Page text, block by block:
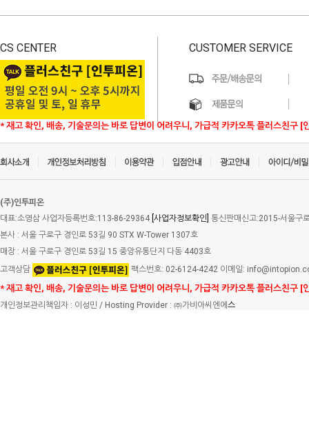
CS CENTER
* 재고 확인, 배송, 기술문의는 바로 답변이 어려우니, 가급적 카카오톡 플러스친구 [
CUSTOMER SERVICE
(주)인투피온
대표:소영삼 사업자등록번호:113-86-29364 [사업자정보확인] 통신판매신고:2015-서울구
본사 : 서울 구로구 경인로 53길 90 STX W-Tower 1307호
매장 : 서울 구로구 경인로 53길 15 중앙유통단지 다동 4403호
고객상담
팩스번호: 02-6124-4242 이메일:
* 재고 확인, 배송, 기술문의는 바로 답변이 어려우니, 가급적 카카오톡 플러스친구 [
개인정보관리책임자 : 이성민 / Hosting Provider : ㈜가비아씨엔에 스